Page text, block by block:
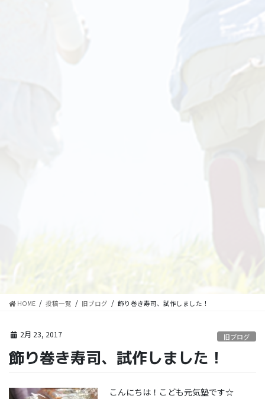
HOME 投稿一覧 旧ブログ 飾り巻き寿司、試作しました！
2月 23, 2017 旧ブログ
飾り巻き寿司、試作しました！
こんにちは！こども元気塾です☆